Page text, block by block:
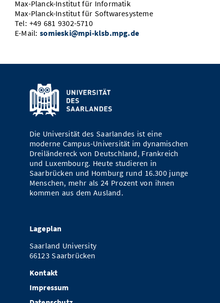
Max-Planck-Institut für Informatik
Max-Planck-Institut für Softwaresysteme
Tel: +49 681 9302-5710
E-Mail:somieski@mpi-klsb.mpg.de
Die Universität des Saarlandes ist eine
moderne Campus-Universität im dynamischen
Dreiländereck von Deutschland, Frankreich
und Luxembourg. Heute studieren in
Saarbrücken und Homburg rund 16.300 junge
Menschen, mehr als 24 Prozent von ihnen
kommen aus dem Ausland.
Lageplan
Saarland University
66123 Saarbrücken
Kontakt
Impressum